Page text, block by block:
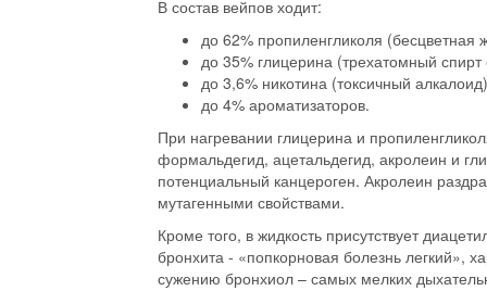
В состав вейпов ходит:
до 62% пропиленгликоля (бесцветная
до 35% глицерина (трехатомный
до 3,6% никотина (токсичный
до 4% ароматизаторов.
При нагревании глицерина и
формальдегид, ацетальдегид, акролеин и
потенциальный канцероген. Акролеин
мутагенными свойствами.
Кроме того, в жидкость присутствует
бронхита - «попкорновая болезнь легкий»,
сужению бронхиол – самых мелких